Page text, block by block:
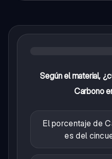
Según el material,
Carbono
El porcentaje de
es del